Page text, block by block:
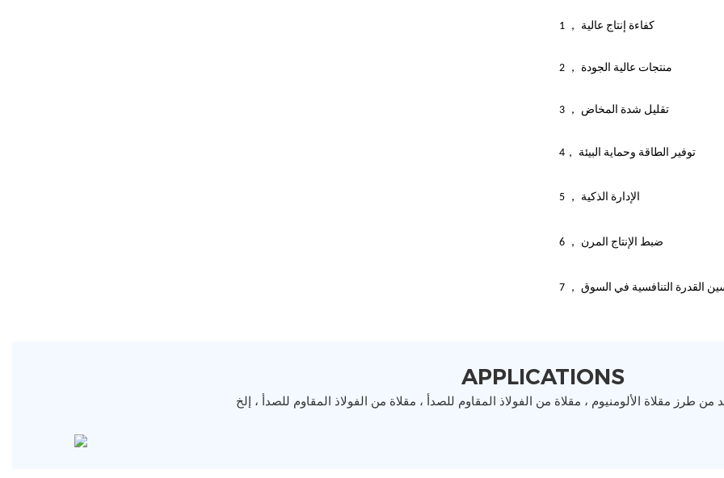
1 ， كفاءة إنتاج عالية
2 ， منتجات عالية الجودة
3 ， تقليل شدة المخاض
4， توفير الطاقة وحماية البيئة
5 ， الإدارة الذكية
6 ， ضبط الإنتاج المرن
تحسين القدرة التنافسية في السوق
APPLICATIONS
طرز مقلاة الألومنيوم ، مقلاة من الفولاذ المقاوم للصدأ ، مقلاة من الفولاذ المقاوم للصدأ ، إلخ